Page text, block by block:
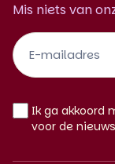
Mis niets van
Footer
Newsletter
NL
Ik ga akkoord
voor de